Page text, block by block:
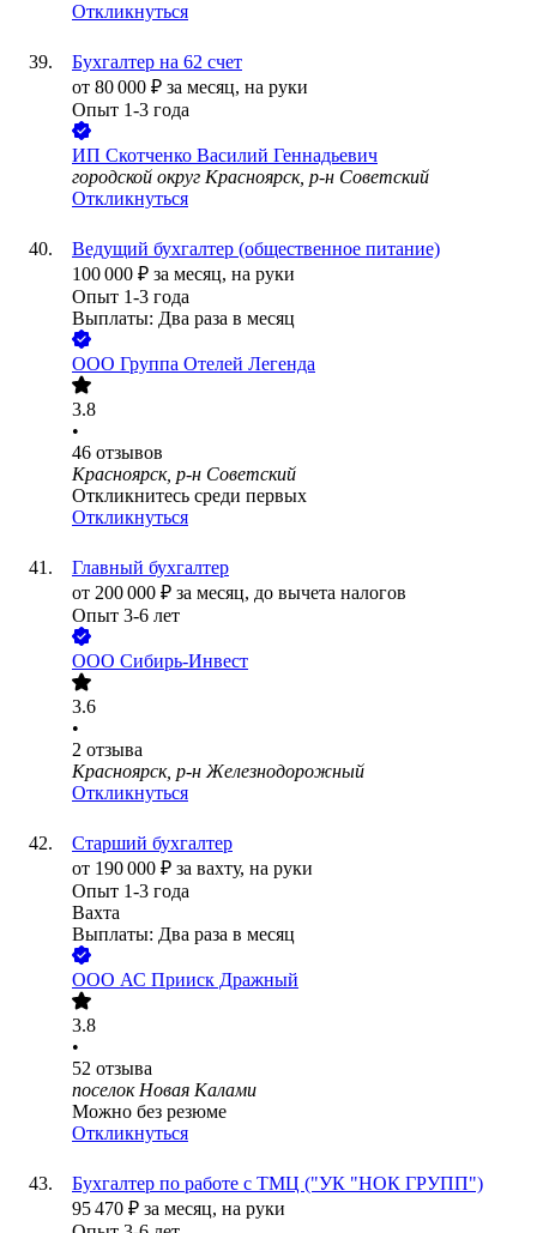
Откликнуться
Бухгалтер на 62 счет
от 80 000 ₽ за месяц, на руки
Опыт 1-3 года
ИП Скотченко Василий Геннадьевич
городской округ Красноярск, р-н Советский
Откликнуться
Ведущий бухгалтер (общественное питание)
100 000 ₽ за месяц, на руки
Опыт 1-3 года
Выплаты: Два раза в месяц
ООО Группа Отелей Легенда
3.8
•
46 отзывов
Красноярск, р-н Советский
Откликнитесь среди первых
Откликнуться
Главный бухгалтер
от 200 000 ₽ за месяц, до вычета налогов
Опыт 3-6 лет
ООО Сибирь-Инвест
3.6
•
2 отзыва
Красноярск, р-н Железнодорожный
Откликнуться
Старший бухгалтер
от 190 000 ₽ за вахту, на руки
Опыт 1-3 года
Вахта
Выплаты: Два раза в месяц
ООО АС Прииск Дражный
3.8
•
52 отзыва
поселок Новая Калами
Можно без резюме
Откликнуться
Бухгалтер по работе с ТМЦ ("УК "НОК ГРУПП")
95 470 ₽ за месяц, на руки